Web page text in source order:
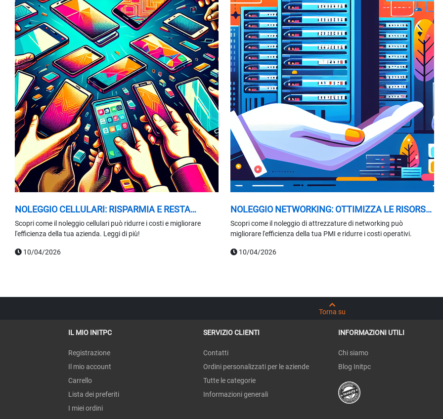
NOLEGGIO CELLULARI: RISPARMIA E RESTA
COMPETITIVO
Scopri come il noleggio cellulari può ridurre i costi e migliorare
l'efficienza della tua azienda. Leggi di più!
10/04/2026
NOLEGGIO NETWORKING: OTTIMIZZA LE RISORSE
DELLA TUA PMI
Scopri come il noleggio di attrezzature di networking può
migliorare l'efficienza della tua PMI e ridurre i costi operativi.
10/04/2026
Torna su
IL MIO INITPC
Registrazione
Il mio account
Carrello
Lista dei preferiti
I miei ordini
SERVIZIO CLIENTI
Contatti
Ordini personalizzati per le aziende
Tutte le categorie
Informazioni generali
INFORMAZIONI UTILI
Chi siamo
Blog Initpc